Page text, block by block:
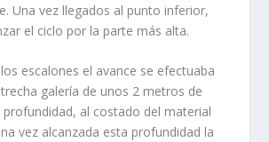
Una vez lle­gados al punto inferior,
el ciclo por la parte más alta.
escalones el avance se efectuaba
galería de unos 2 metros de
profundidad, al cos­tado del material
vez alcanzada esta profundidad la